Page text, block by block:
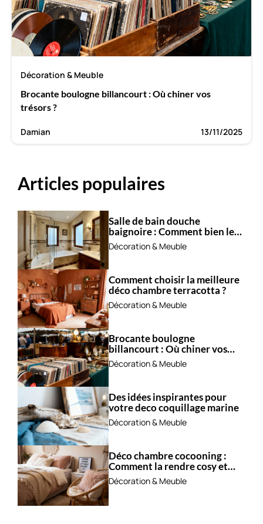
Décoration & Meuble
Brocante boulogne billancourt : Où chiner vos
trésors ?
Damian 13/11/2025
Articles populaires
Salle de bain douche
baignoire : Comment bien les
combiner ?
Décoration & Meuble
Comment choisir la meilleure
déco chambre terracotta ?
Décoration & Meuble
Brocante boulogne
billancourt : Où chiner vos
trésors ?
Décoration & Meuble
Des idées inspirantes pour
votre deco coquillage marine
Décoration & Meuble
Déco chambre cocooning :
Comment la rendre cosy et
apaisante ?
Décoration & Meuble